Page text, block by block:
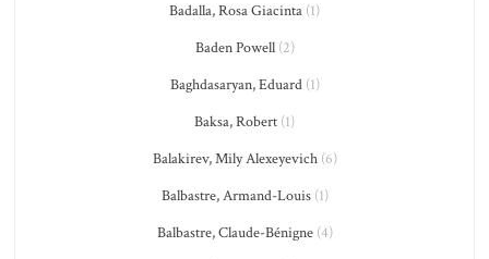
Badalla, Rosa Giacinta (1)
Baden Powell(2)
Baghdasaryan, Eduard(1)
Baksa, Robert (1)
Balakirev, Mily Alexeyevich(6)
Balbastre, Armand-Louis(1)
Balbastre, Claude-Bénigne(4)